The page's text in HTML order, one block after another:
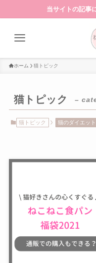
当サイトの記事
ホーム 猫トピック
猫トピック –
猫トピック 猫のダイエット